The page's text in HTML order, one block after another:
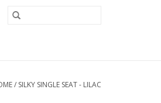
/ SILKY SINGLE SEAT - LILAC